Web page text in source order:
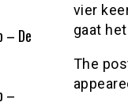
vier
gaat
The
– De
–